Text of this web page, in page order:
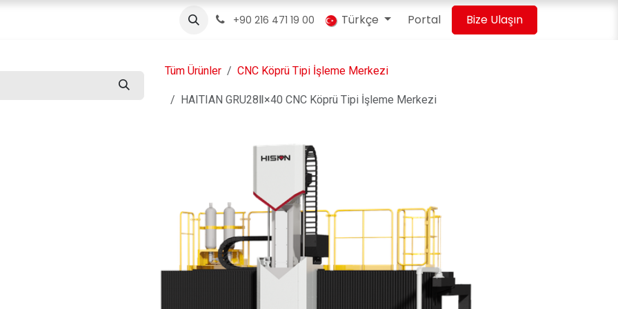
Blog +90 216 471 19 00 Türkçe Portal Bize Ulaşın
Tüm Ürünler CNC Köprü Tipi İşleme Merkezi
HAITIAN GRU28Ⅱ×40 CNC Köprü Tipi İşleme Merkezi